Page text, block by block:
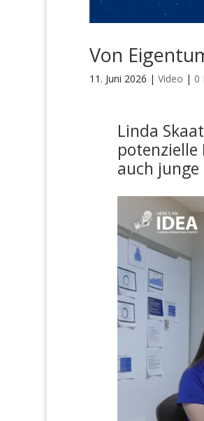
Von
11. Juni 2026 | Video | 0
Linda
auch junge